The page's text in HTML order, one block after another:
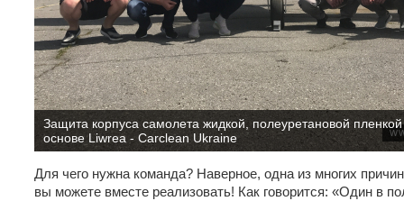
Защита корпуса самолета жидкой, полеуретановой
основе Liwrea - Carclean Ukraine
Для чего нужна команда? Наверное, одна из многих
вы можете вместе реализовать! Как говорится: «Один в